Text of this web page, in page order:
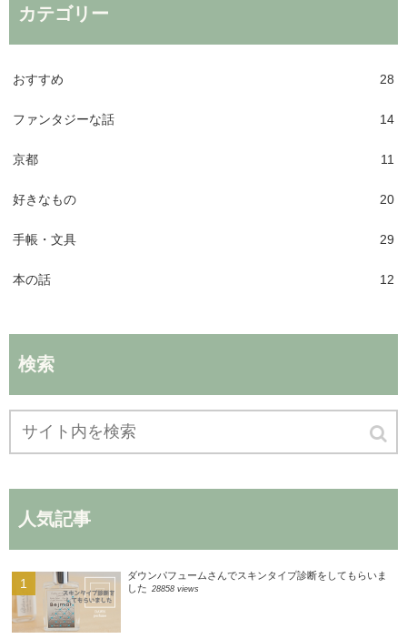
カテゴリー
おすすめ 28
ファンタジーな話 14
京都 11
好きなもの 20
手帳・文具 29
本の話 12
検索
人気記事
ダウンパフュームさんでスキンタイプ診断をしてもらいま
した 28858 views